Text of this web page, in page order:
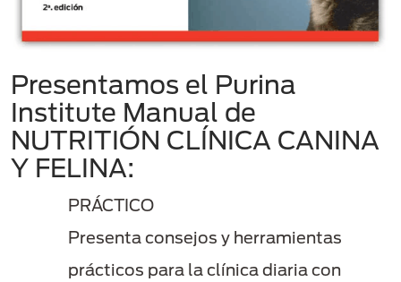
Presentamos el Purina
Institute Manual de
NUTRITIÓN CLÍNICA CANINA
Y FELINA:
PRÁCTICO
Presenta consejos y herramientas
prácticos para la clínica diaria con